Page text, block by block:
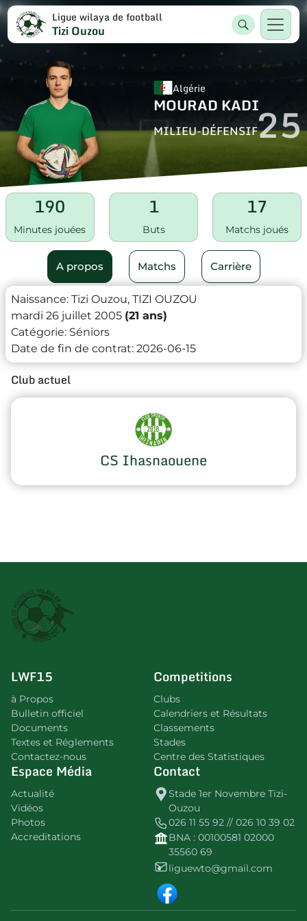
Ligue wilaya de football
Tizi Ouzou
Algérie
MOURAD KADI
MILIEU-DÉFENSIF25
190
Minutes jouées
1
Buts
17
Matchs joués
A propos Matchs Carrière
Naissance: Tizi Ouzou, TIZI OUZOU
mardi 26 juillet 2005 (21 ans)
Catégorie: Séniors
Date de fin de contrat: 2026-06-15
Club actuel
CS Ihasnaouene
LWF15
à Propos
Bulletin officiel
Documents
Textes et Réglements
Contactez-nous
Competitions
Clubs
Calendriers et Résultats
Classements
Stades
Centre des Statistiques
Espace Média
Actualité
Vidéos
Photos
Accreditations
Contact
Stade 1er Novembre Tizi-
Ouzou
026 11 55 92 // 026 10 39 02
BNA : 00100581 02000
35560 69
liguewto@gmail.com